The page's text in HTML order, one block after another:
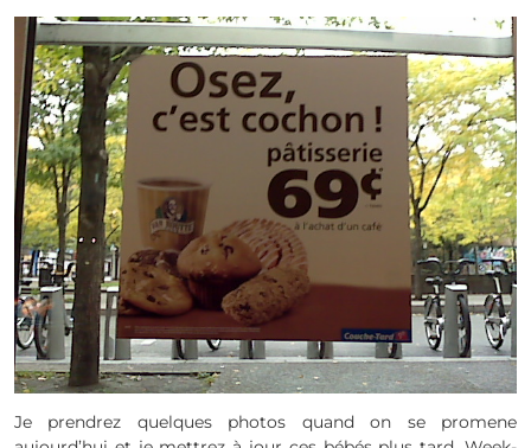
Je prendrez quelques photos quand on se promene